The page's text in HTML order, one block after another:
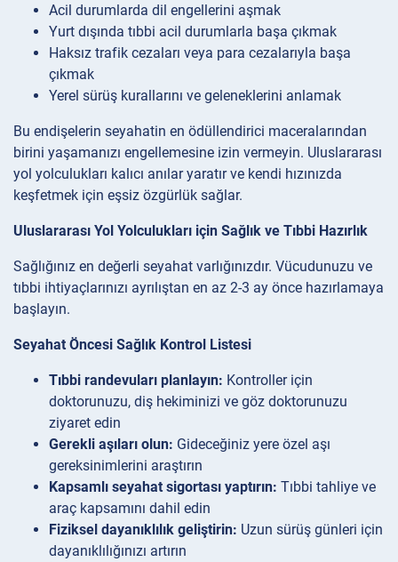
Acil durumlarda dil engellerini aşmak
Yurt dışında tıbbi acil durumlarla başa çıkmak
Haksız trafik cezaları veya para cezalarıyla başa
çıkmak
Yerel sürüş kurallarını ve geleneklerini anlamak
Bu endişelerin seyahatin en ödüllendirici maceralarından
birini yaşamanızı engellemesine izin vermeyin. Uluslararası
yol yolculukları kalıcı anılar yaratır ve kendi hızınızda
keşfetmek için eşsiz özgürlük sağlar.
Uluslararası Yol Yolculukları için Sağlık ve Tıbbi Hazırlık
Sağlığınız en değerli seyahat varlığınızdır. Vücudunuzu ve
tıbbi ihtiyaçlarınızı ayrılıştan en az 2-3 ay önce hazırlamaya
başlayın.
Seyahat Öncesi Sağlık Kontrol Listesi
Tıbbi randevuları planlayın: Kontroller için
doktorunuzu, diş hekiminizi ve göz doktorunuzu
ziyaret edin
Gerekli aşıları olun: Gideceğiniz yere özel aşı
gereksinimlerini araştırın
Kapsamlı seyahat sigortası yaptırın: Tıbbi tahliye ve
araç kapsamını dahil edin
Fiziksel dayanıklılık geliştirin: Uzun sürüş günleri için
dayanıklılığınızı artırın